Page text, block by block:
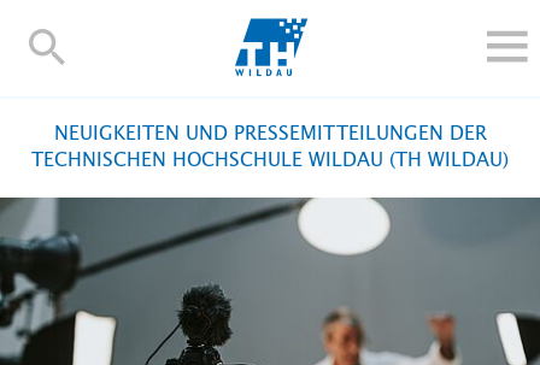
TH-
IM STUDIUM
FORSCHUNG UND TRANSFER
ALUMNI
HOCHSCHULE
INTERNATIONAL
BESCHÄFTIGTE
NEUIGKEITEN UND PRESSEMITTEILUNGEN DER
TECHNISCHEN HOCHSCHULE WILDAU (TH WILDAU)